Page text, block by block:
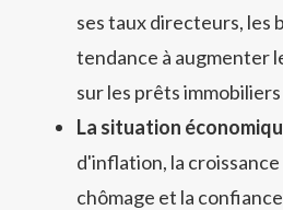
ses taux directeurs, les
tendance à augmenter
sur les prêts
La situation
d'inflation, la
chômage et la